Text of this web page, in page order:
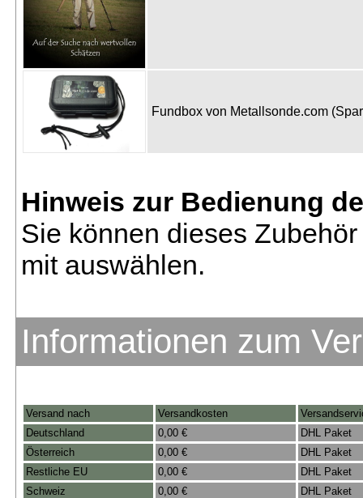
Fundbox von Metallsonde.com
Hinweis zur Bedienung
Sie können dieses
mit auswählen.
Informationen zum
Versand nach Versandkosten
Deutschland
0,00 €
DHL Paket
Österreich
0,00 €
DHL Paket
Restliche EU
0,00 €
DHL Paket
Schweiz
0,00 € DHL Paket